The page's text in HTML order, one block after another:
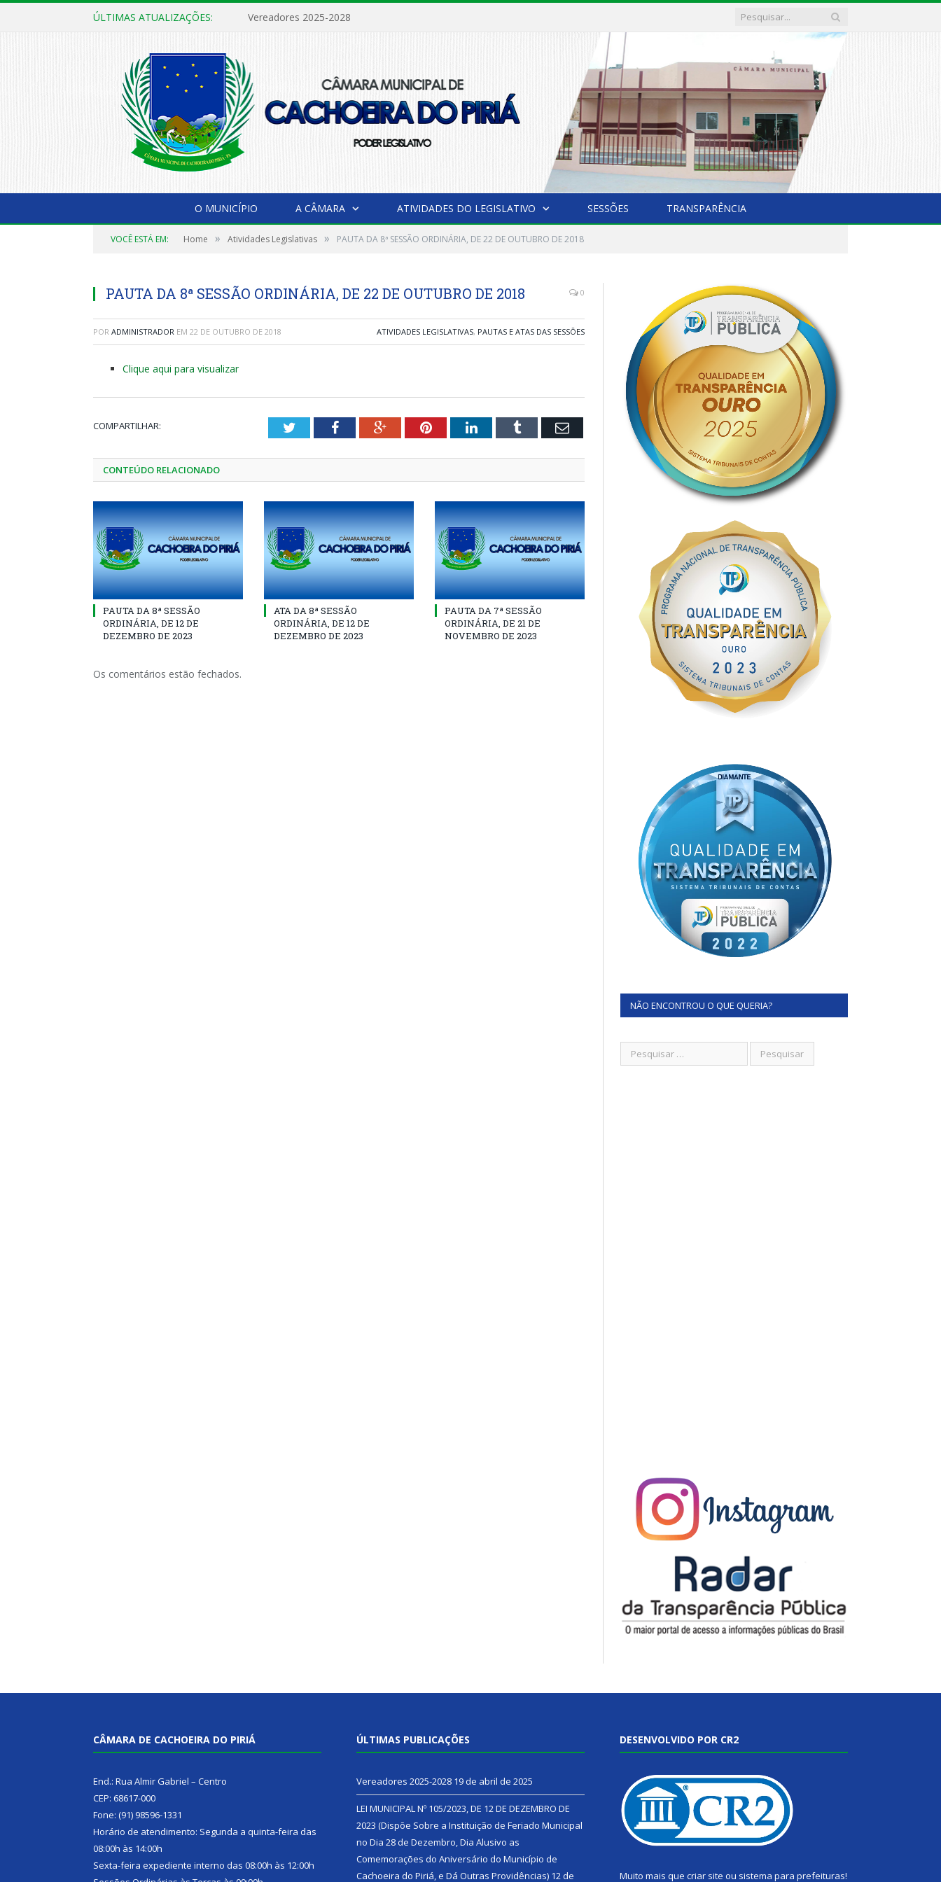
ÚLTIMAS ATUALIZAÇÕES: Vereadores 2025-2028
O MUNICÍPIO A CÂMARA ATIVIDADES DO LEGISLATIVO SESSÕES TRANSPARÊNCIA
VOCÊ ESTÁ EM: Home » Atividades Legislativas » PAUTA DA 8ª SESSÃO ORDINÁRIA, DE 22 DE OUTUBRO DE 2018
PAUTA DA 8ª SESSÃO ORDINÁRIA, DE 22 DE OUTUBRO DE 2018 0
POR ADMINISTRADOR EM 22 DE OUTUBRO DE 2018 ATIVIDADES LEGISLATIVAS, PAUTAS E ATAS DAS SESSÕES
Clique aqui para visualizar
COMPARTILHAR: TwitterFacebookGoogle+PinterestLinkedInTumblr Email
CONTEÚDO RELACIONADO
PAUTA DA 8ª SESSÃO
ORDINÁRIA, DE 12 DE
DEZEMBRO DE 2023
ATA DA 8ª SESSÃO
ORDINÁRIA, DE 12 DE
DEZEMBRO DE 2023
PAUTA DA 7ª SESSÃO
ORDINÁRIA, DE 21 DE
NOVEMBRO DE 2023
Os comentários estão fechados.
NÃO ENCONTROU O QUE QUERIA?
CÂMARA DE CACHOEIRA DO PIRIÁ
End.: Rua Almir Gabriel – Centro
CEP: 68617-000
Fone: (91) 98596-1331
Horário de atendimento: Segunda a quinta-feira das
08:00h às 14:00h
Sexta-feira expediente interno das 08:00h às 12:00h
ÚLTIMAS PUBLICAÇÕES
Vereadores 2025-2028 19 de abril de 2025
LEI MUNICIPAL Nº 105/2023, DE 12 DE DEZEMBRO DE
2023 (Dispõe Sobre a Instituição de Feriado Municipal
no Dia 28 de Dezembro, Dia Alusivo as
Comemorações do Aniversário do Município de
Cachoeira do Piriá, e Dá Outras Providências) 12 de
DESENVOLVIDO POR CR2
Muito mais que criar site ou sistema para prefeituras!